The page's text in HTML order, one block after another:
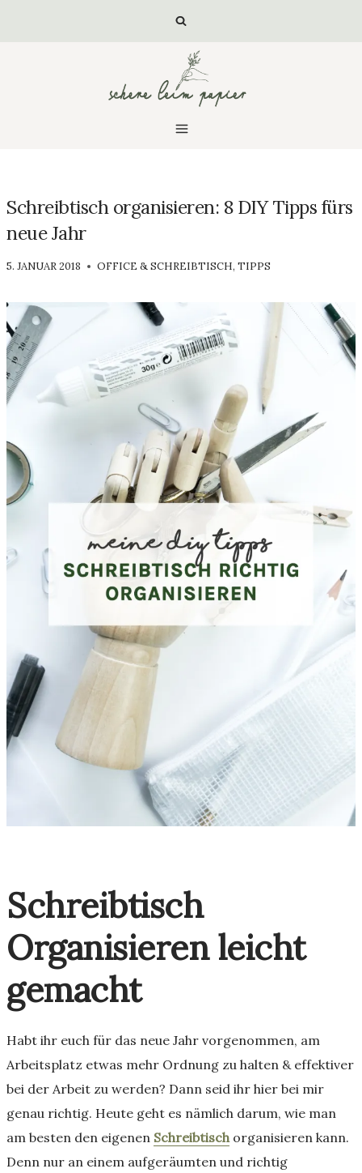
Schreibtisch organisieren: 8 DIY Tipps fürs
neue Jahr
VON
5. JANUAR 2018 OFFICE & SCHREIBTISCH, TIPPS
Schreibtisch
Organisieren leicht
gemacht
Habt ihr euch für das neue Jahr vorgenommen, am
Arbeitsplatz etwas mehr Ordnung zu halten & effektiver
bei der Arbeit zu werden? Dann seid ihr hier bei mir
genau richtig. Heute geht es nämlich darum, wie man
am besten den eigenen Schreibtischorganisieren kann.
Denn nur an einem aufgeräumten und richtig